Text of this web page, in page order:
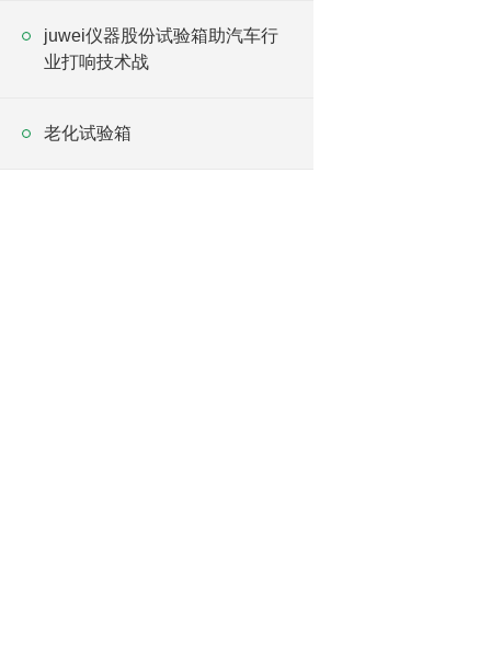
juwei仪器股份试验箱助汽车行
业打响技术战
老化试验箱